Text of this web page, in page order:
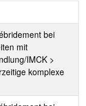
bei
mit
IMCK >
komplexe